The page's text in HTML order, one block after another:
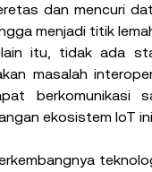
dan mencuri
menjadi titik
itu, tidak ada
masalah
berkomunikasi
ekosistem IoT